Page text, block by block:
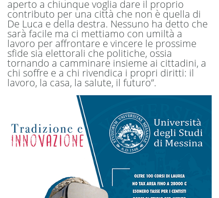
aperto a chiunque voglia dare il proprio
contributo per una città che non è quella di
De Luca e della destra. Nessuno ha detto che
sarà facile ma ci mettiamo con umiltà a
lavoro per affrontare e vincere le prossime
sfide sia elettorali che politiche, ossia
tornando a camminare insieme ai cittadini, a
chi soffre e a chi rivendica i propri diritti: il
lavoro, la casa, la salute, il futuro”.